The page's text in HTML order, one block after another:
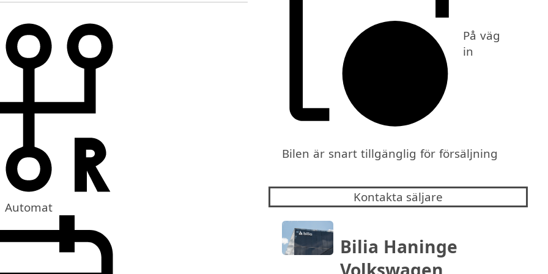
På väg
in
Bilen är snart tillgänglig för försäljning
Kontakta säljare
Bilia Haninge
Automat